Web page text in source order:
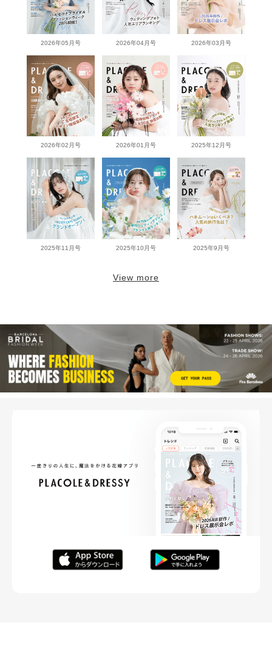
2026年05月号 2026年04月号 2026年03月号
2026年02月号 2026年01月号 2025年12月号
2025年11月号 2025年10月号 2025年9月号
View more